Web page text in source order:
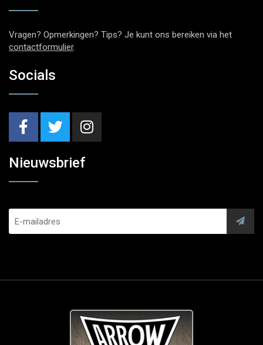
Vragen? Opmerkingen? Tips? Je kunt ons bereiken via het
contactformulier.
Socials
Nieuwsbrief